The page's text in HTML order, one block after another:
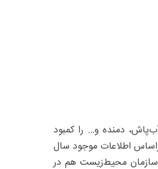
دمنده و… را کمبود
اطلاعات موجود سال
سازمان محیط‌زیست هم در